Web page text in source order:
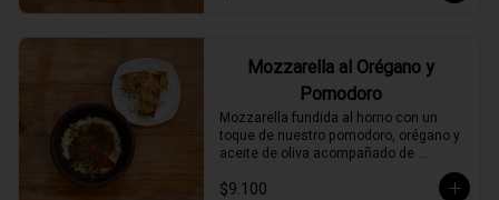
Mozzarella al Orégano y
Pomodoro
Mozzarella fundida al horno con un
toque de nuestro pomodoro, orégano y
aceite de oliva acompañado de
$9.100